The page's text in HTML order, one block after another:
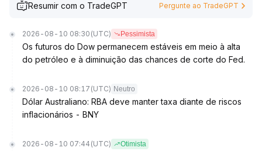
Resumir com o TradeGPT Pergunte ao TradeGPT
2026-08-10 08:30 (UTC) Pessimista
Os futuros do Dow permanecem estáveis em meio à alta
do petróleo e à diminuição das chances de corte do Fed.
2026-08-10 08:17 (UTC) Neutro
Dólar Australiano: RBA deve manter taxa diante de riscos
inflacionários - BNY
2026-08-10 07:44 (UTC) Otimista